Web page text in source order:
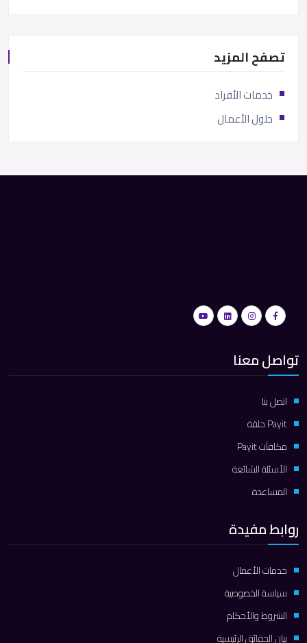
تصفح المزيد
خدمات الأفراد
حلول الأعمال
تواصل معنا
اتصل بنا
Payit حلقة
مكافآت Payit
الأسئلة الشائعة
المساعدة
روابط مفيدة
خدمات الأعمال
سياسة الخصوصية
الشروط والأحكام
بيان الحقائق الرئيسية